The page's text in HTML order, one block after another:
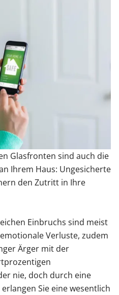
Glasfronten sind auch die
Ihrem Haus: Ungesicherte
den Zutritt in Ihre
Einbruchs sind meist
Verluste, zudem
Ärger mit der
nie, doch durch eine
Sie eine wesentlich